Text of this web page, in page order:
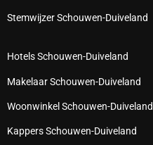
Stemwijzer Schouwen-Duiveland
Hotels Schouwen-Duiveland
Makelaar Schouwen-Duiveland
Woonwinkel Schouwen-Duiveland
Kappers Schouwen-Duiveland